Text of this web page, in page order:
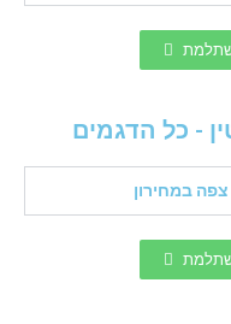
- כל הדגמים
במחירון